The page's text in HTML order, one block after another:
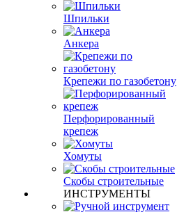
Шпильки
Анкера
Крепежи по газобетону
Перфорированный
крепеж
Хомуты
Скобы строительные
ИНСТРУМЕНТЫ